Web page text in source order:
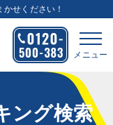
せください！
メニュー
ング検索